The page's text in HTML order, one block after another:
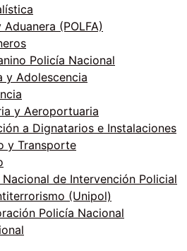
Aduanera (POLFA)
Policía Nacional
y Adolescencia
y Aeroportuaria
a Dignatarios e Instalaciones
y Transporte
Nacional de Intervención Policial
(Unipol)
Policía Nacional